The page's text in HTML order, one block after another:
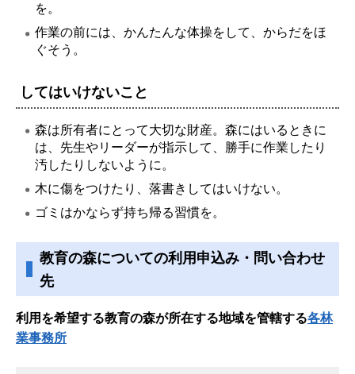
を。
作業の前には、かんたんな体操をして、からだをほ
ぐそう。
してはいけないこと
森は所有者にとって大切な財産。森にはいるときに
は、先生やリーダーが指示して、勝手に作業したり
汚したりしないように。
木に傷をつけたり、落書きしてはいけない。
ゴミはかならず持ち帰る習慣を。
教育の森についての利用申込み・問い合わせ
先
利用を希望する教育の森が所在する地域を管轄する各林
業事務所